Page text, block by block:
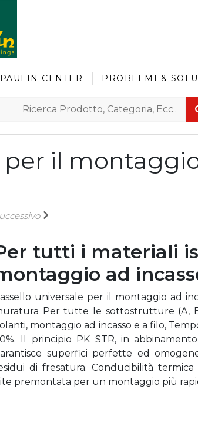
PAULIN CENTER PROBLEMI &
per il
tutti i materiali
ad
universale per il montaggio ad
Per tutte le sottostrutture (A,
montaggio ad incasso e a filo,
Il principio PK STR, in
superfici perfette ed
di fresatura. Conducibilità
premontata per un montaggio più